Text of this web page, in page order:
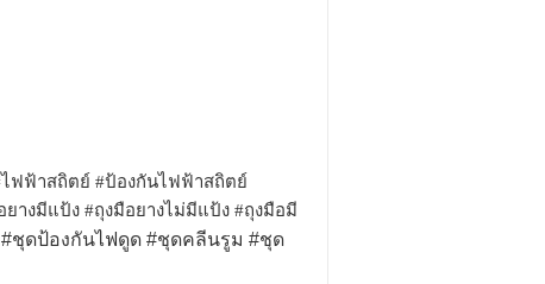
ไฟฟ้าสถิตย์ #ป้องกันไฟฟ้าสถิตย์
อยางมีแป้ง #ถุงมือยางไม่มีแป้ง #ถุงมือมี
ชุดป้องกันไฟดูด #ชุดคลีนรูม #ชุด